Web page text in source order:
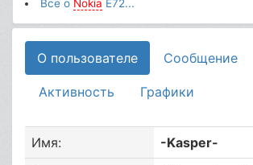
Все о Nokia E72...
О пользователе Сообщение
Активность Графики
Имя:
-Kasper-